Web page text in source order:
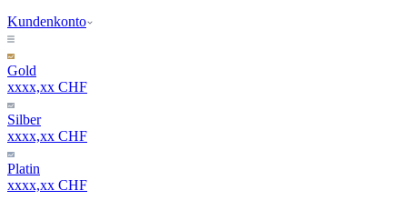
Kundenkonto
Gold
xxxx,xx CHF
Silber
xxxx,xx CHF
Platin
xxxx,xx CHF